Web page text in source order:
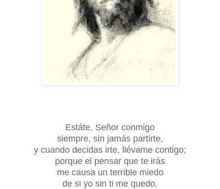
Estáte, Señor conmigo
siempre, sin jamás partirte,
y cuando decidas irte, llévame contigo;
porque el pensar que te irás
me causa un terrible miedo
de si yo sin ti me quedo,